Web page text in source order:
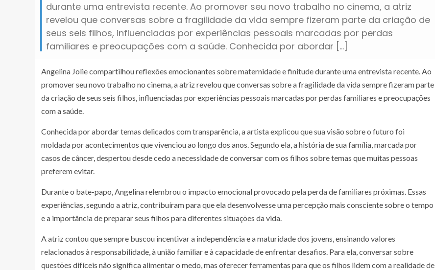
durante uma entrevista recente. Ao promover seu novo trabalho no cinema, a atriz
revelou que conversas sobre a fragilidade da vida sempre fizeram parte da criação de
seus seis filhos, influenciadas por experiências pessoais marcadas por perdas
familiares e preocupações com a saúde. Conhecida por abordar […]
Angelina Jolie compartilhou reflexões emocionantes sobre maternidade e finitude durante uma entrevista recente. Ao
promover seu novo trabalho no cinema, a atriz revelou que conversas sobre a fragilidade da vida sempre fizeram parte
da criação de seus seis filhos, influenciadas por experiências pessoais marcadas por perdas familiares e preocupações
com a saúde.
Conhecida por abordar temas delicados com transparência, a artista explicou que sua visão sobre o futuro foi
moldada por acontecimentos que vivenciou ao longo dos anos. Segundo ela, a história de sua família, marcada por
casos de câncer, despertou desde cedo a necessidade de conversar com os filhos sobre temas que muitas pessoas
preferem evitar.
Durante o bate-papo, Angelina relembrou o impacto emocional provocado pela perda de familiares próximas. Essas
experiências, segundo a atriz, contribuíram para que ela desenvolvesse uma percepção mais consciente sobre o tempo
e a importância de preparar seus filhos para diferentes situações da vida.
A atriz contou que sempre buscou incentivar a independência e a maturidade dos jovens, ensinando valores
relacionados à responsabilidade, à união familiar e à capacidade de enfrentar desafios. Para ela, conversar sobre
questões difíceis não significa alimentar o medo, mas oferecer ferramentas para que os filhos lidem com a realidade de